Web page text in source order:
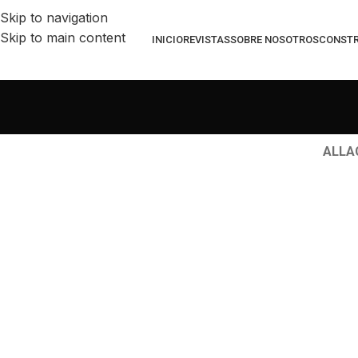
Skip to navigation
Skip to main content
INICIOREVISTASSOBRE NOSOTROS
ALL